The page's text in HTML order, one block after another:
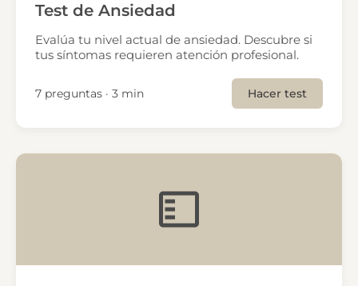
Test de Ansiedad
Evalúa tu nivel actual de ansiedad. Descubre si
tus síntomas requieren atención profesional.
7 preguntas · 3 min Hacer test